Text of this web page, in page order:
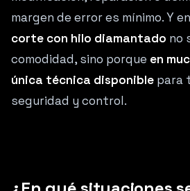
margen de error es mínimo. Y
corte con hilo diamantado no
comodidad, sino porque en
única técnica disponible para
seguridad y control.